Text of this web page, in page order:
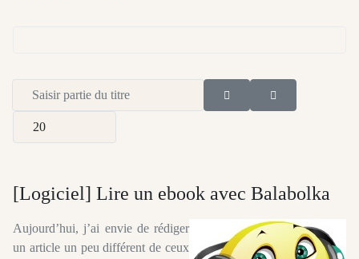
Saisir partie du titre
Afficher #
[Logiciel] Lire un ebook avec Balabolka
Aujourd’hui, j’ai envie de rédiger
un article un peu différent de ceux